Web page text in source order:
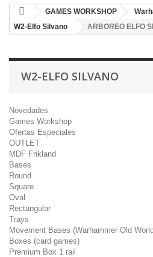
GAMES WORKSHOP
W2-Elfo Silvano
ARBOREO ELFO
W2-ELFO SILVANO
Novedades
Games Workshop
Ofertas Especiales
OUTLET
MDF Frikland
Bases
Round
Square
Oval
Rectangular
Trays
Movement Bases (Warhammer Old
Boxes (card games)
Premium Box 1 rail